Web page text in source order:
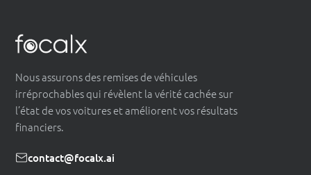
Nous assurons des remises de véhicules
irréprochables qui révèlent la vérité cachée sur
l’état de vos voitures et améliorent vos résultats
financiers.
contact@focalx.ai